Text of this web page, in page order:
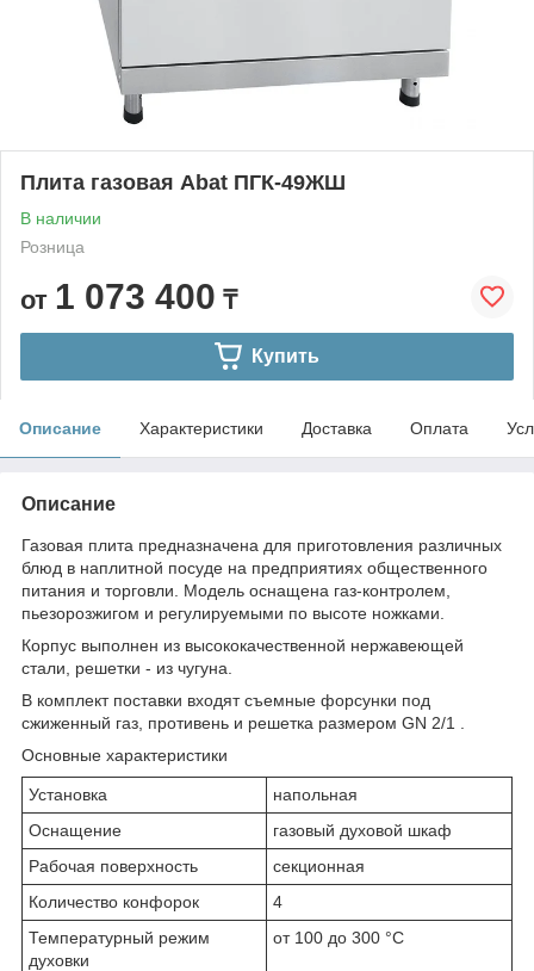
Плита газовая Abat ПГК-49ЖШ
В наличии
Розница
от 1 073 400 ₸
Купить
Описание Характеристики Доставка Оплата
Описание
Газовая плита предназначена для приготовления различных
блюд в наплитной посуде на предприятиях общественного
питания и торговли. Модель оснащена газ-контролем,
пьезорозжигом и регулируемыми по высоте ножками.
Корпус выполнен из высококачественной нержавеющей
стали, решетки - из чугуна.
В комплект поставки входят съемные форсунки под
сжиженный газ, противень и решетка размером GN 2/1 .
Основные характеристики
Установка
напольная
Оснащение
газовый духовой шкаф
Рабочая поверхность
секционная
Количество конфорок
4
Температурный режим
духовки
от 100 до 300 °С